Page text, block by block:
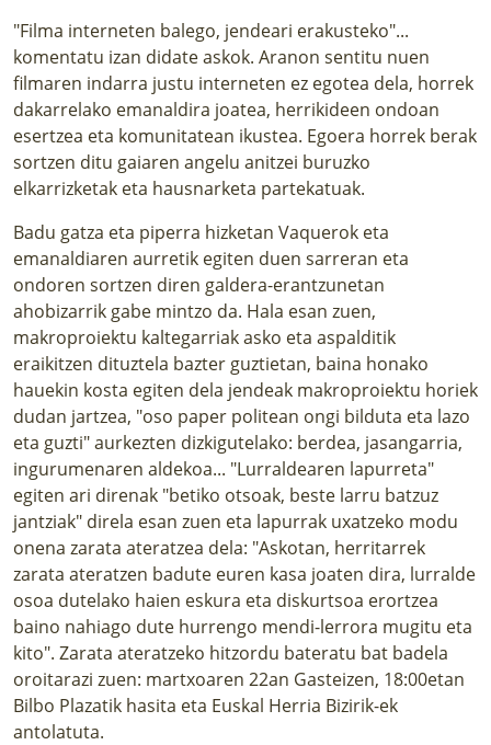
"Filma interneten balego, jendeari erakusteko"...
komentatu izan didate askok. Aranon sentitu nuen
filmaren indarra justu interneten ez egotea dela, horrek
dakarrelako emanaldira joatea, herrikideen ondoan
esertzea eta komunitatean ikustea. Egoera horrek berak
sortzen ditu gaiaren angelu anitzei buruzko
elkarrizketak eta hausnarketa partekatuak.
Badu gatza eta piperra hizketan Vaquerok eta
emanaldiaren aurretik egiten duen sarreran eta
ondoren sortzen diren galdera-erantzunetan
ahobizarrik gabe mintzo da. Hala esan zuen,
makroproiektu kaltegarriak asko eta aspalditik
eraikitzen dituztela bazter guztietan, baina honako
hauekin kosta egiten dela jendeak makroproiektu horiek
dudan jartzea, "oso paper politean ongi bilduta eta lazo
eta guzti" aurkezten dizkigutelako: berdea, jasangarria,
ingurumenaren aldekoa... "Lurraldearen lapurreta"
egiten ari direnak "betiko otsoak, beste larru batzuz
jantziak" direla esan zuen eta lapurrak uxatzeko modu
onena zarata ateratzea dela: "Askotan, herritarrek
zarata ateratzen badute euren kasa joaten dira, lurralde
osoa dutelako haien eskura eta diskurtsoa erortzea
baino nahiago dute hurrengo mendi-lerrora mugitu eta
kito". Zarata ateratzeko hitzordu bateratu bat badela
oroitarazi zuen: martxoaren 22an Gasteizen, 18:00etan
Bilbo Plazatik hasita eta Euskal Herria Bizirik-ek
antolatuta.